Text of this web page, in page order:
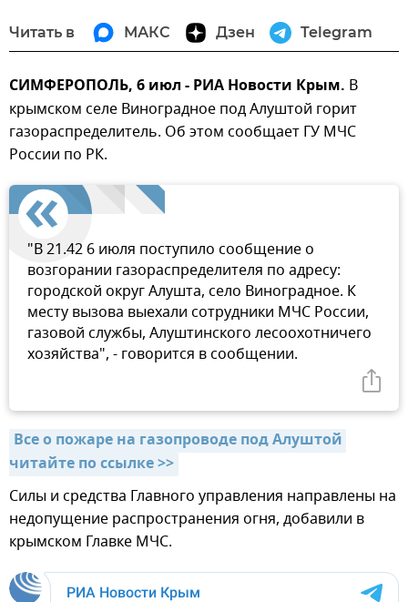
Читать в МАКС Дзен Telegram
СИМФЕРОПОЛЬ, 6 июл - РИА Новости Крым. В
крымском селе Виноградное под Алуштой горит
газораспределитель. Об этом сообщает ГУ МЧС
России по РК.
"В 21.42 6 июля поступило сообщение о
возгорании газораспределителя по адресу:
городской округ Алушта, село Виноградное. К
месту вызова выехали сотрудники МЧС России,
газовой службы, Алуштинского лесоохотничего
хозяйства", - говорится в сообщении.
Все о пожаре на газопроводе под Алуштой
читайте по ссылке >>
Силы и средства Главного управления направлены на
недопущение распространения огня, добавили в
крымском Главке МЧС.